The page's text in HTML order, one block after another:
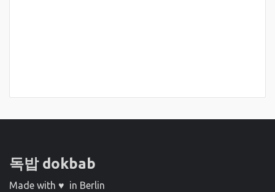
독밥 dokbab
Made with ♥ in Berlin